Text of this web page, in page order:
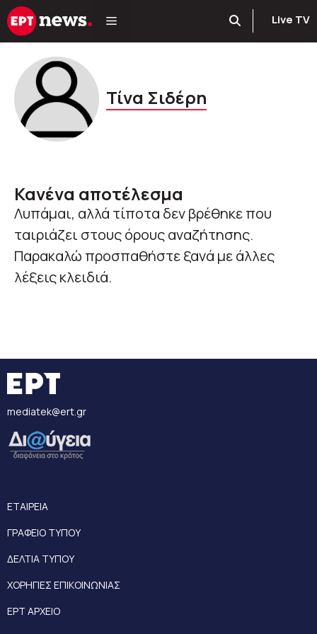
Μετάβαση
σε
περιεχόμενο
Live TV
Τίνα Σιδέρη
Κανένα αποτέλεσμα
Λυπάμαι, αλλά τίποτα δεν βρέθηκε που
ταιριάζει στους όρους αναζήτησης.
Παρακαλώ προσπαθήστε ξανά με άλλες
λέξεις κλειδιά.
mediatek@ert.gr
ΕΤΑΙΡΕΙΑ
ΓΡΑΦΕΙΟ ΤΥΠΟΥ
ΔΕΛΤΙΑ ΤΥΠΟΥ
ΧΟΡΗΓΙΕΣ ΕΠΙΚΟΙΝΩΝΙΑΣ
ΕΡΤ ΑΡΧΕΙΟ